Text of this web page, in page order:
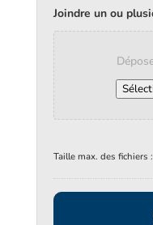
Joindre un ou
Taille max. des fichiers